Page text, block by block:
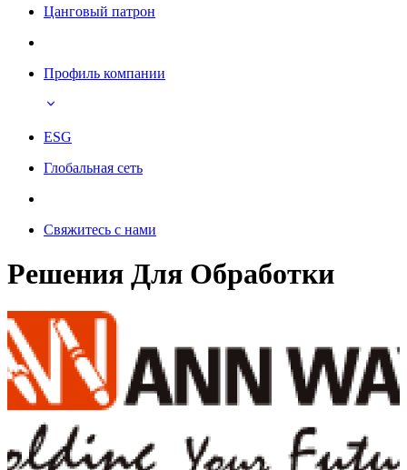
Цанговый патрон
Профиль компании
ESG
Глобальная сеть
Свяжитесь с нами
Решения Для Обработки